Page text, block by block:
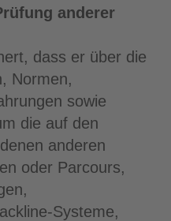
anderer
dass er über die
Normen,
sowie
die auf den
anderen
oder Parcours,
Systeme,